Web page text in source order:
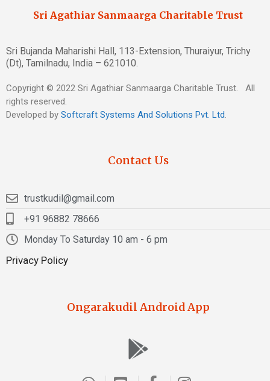
Sri Agathiar Sanmaarga Charitable Trust
Sri Bujanda Maharishi Hall, 113-Extension, Thuraiyur, Trichy
(Dt), Tamilnadu, India – 621010.
Copyright © 2022 Sri Agathiar Sanmaarga Charitable Trust. All
rights reserved.
Developed by Softcraft Systems And Solutions Pvt. Ltd.
Contact Us
trustkudil@gmail.com
+91 96882 78666
Monday To Saturday 10 am - 6 pm
Privacy Policy
Ongarakudil Android App